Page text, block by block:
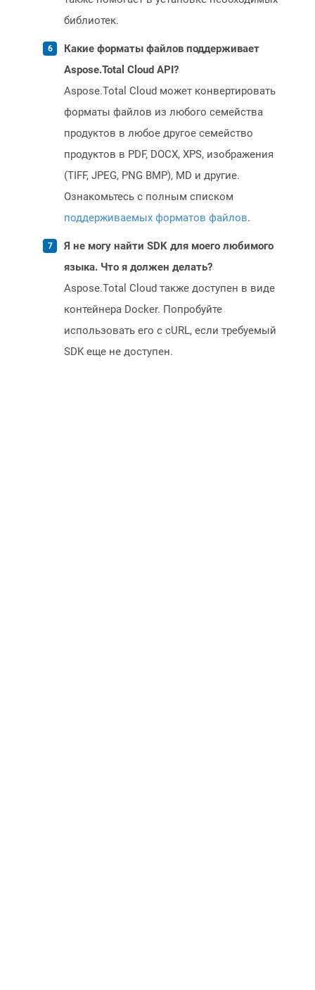
библиотек.
Какие форматы файлов поддерживает
Aspose.Total Cloud API?
Aspose.Total Cloud может конвертировать
форматы файлов из любого семейства
продуктов в любое другое семейство
продуктов в PDF, DOCX, XPS, изображения
(TIFF, JPEG, PNG BMP), MD и другие.
Ознакомьтесь с полным списком
поддерживаемых форматов файлов.
Я не могу найти SDK для моего любимого
языка. Что я должен делать?
Aspose.Total Cloud также доступен в виде
контейнера Docker. Попробуйте
использовать его с cURL, если требуемый
SDK еще не доступен.